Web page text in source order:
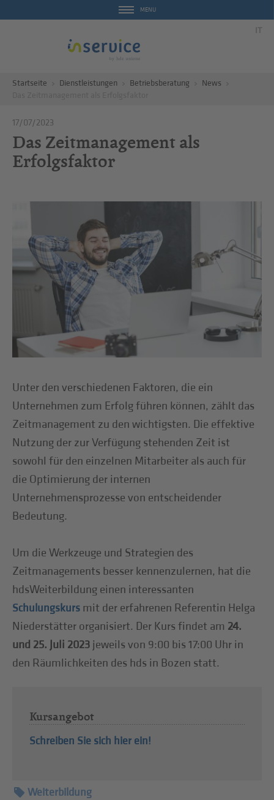
MENU
IT
Startseite Dienstleistungen Betriebsberatung
News
17/07/2023
Das Zeitmanagement als
Erfolgsfaktor
Unter den verschiedenen Faktoren, die ein
Unternehmen zum Erfolg führen können, zählt das
Zeitmanagement zu den wichtigsten. Die effektive
Nutzung der zur Verfügung stehenden Zeit ist
sowohl für den einzelnen Mitarbeiter als auch für
die Optimierung der internen
Unternehmensprozesse von entscheidender
Bedeutung.
Um die Werkzeuge und Strategien des
Zeitmanagements besser kennenzulernen, hat die
hdsWeiterbildung einen interessanten
Schulungskurs mit der erfahrenen Referentin Helga
Niederstätter organisiert. Der Kurs findet am 24.
und 25. Juli 2023 jeweils von 9:00 bis 17:00 Uhr in
den Räumlichkeiten des hds in Bozen statt.
Kursangebot
Schreiben Sie sich hier ein!
Weiterbildung